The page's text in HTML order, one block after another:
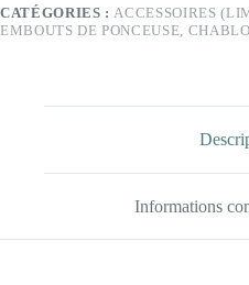
CATÉGORIES :ACCESSOIRES
EMBOUTS DE PONCEUSE,
Informations